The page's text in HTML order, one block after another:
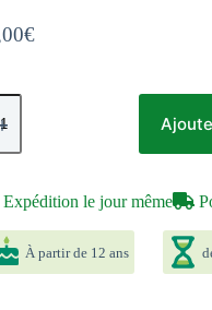
€
le jour même
À partir de 12 ans